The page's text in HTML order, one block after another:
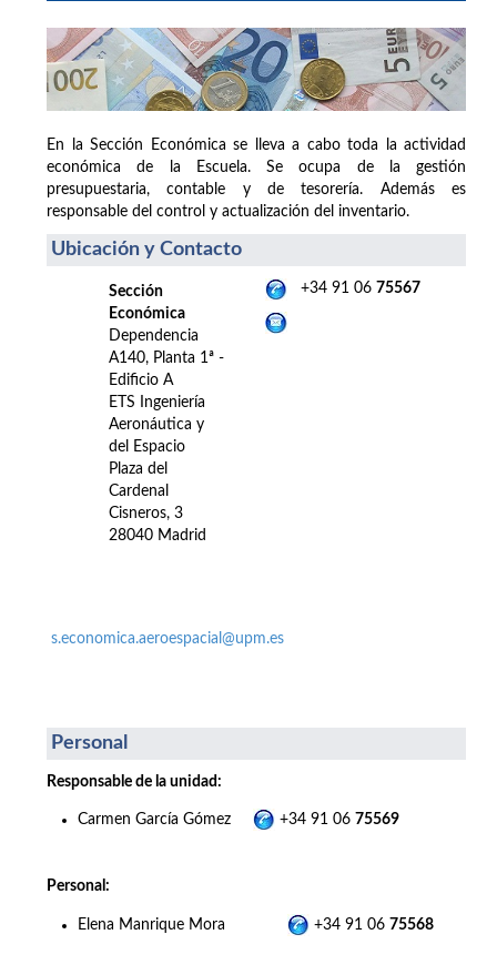
En la Sección Económica se lleva a cabo toda la actividad
económica de la Escuela. Se ocupa de la gestión
presupuestaria, contable y de tesorería. Además es
responsable del control y actualización del inventario.
Ubicación y Contacto
Sección
Económica
Dependencia
A140, Planta 1ª -
Edificio A
ETS Ingeniería
Aeronáutica y
del Espacio
Plaza del
Cardenal
Cisneros, 3
28040 Madrid
+34 91 06 75567
s.economica.aeroespacial@upm.es
Personal
Responsable de la unidad:
Carmen García Gómez +34 91 06 75569
Personal:
Elena Manrique Mora +34 91 06 75568